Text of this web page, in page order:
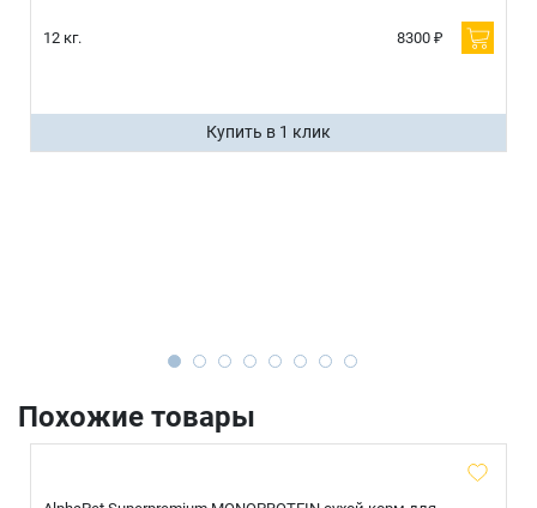
12 кг. 8300 ₽
Купить в 1 клик
Похожие товары